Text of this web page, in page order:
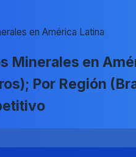
en América Latina
Minerales en
Por Región